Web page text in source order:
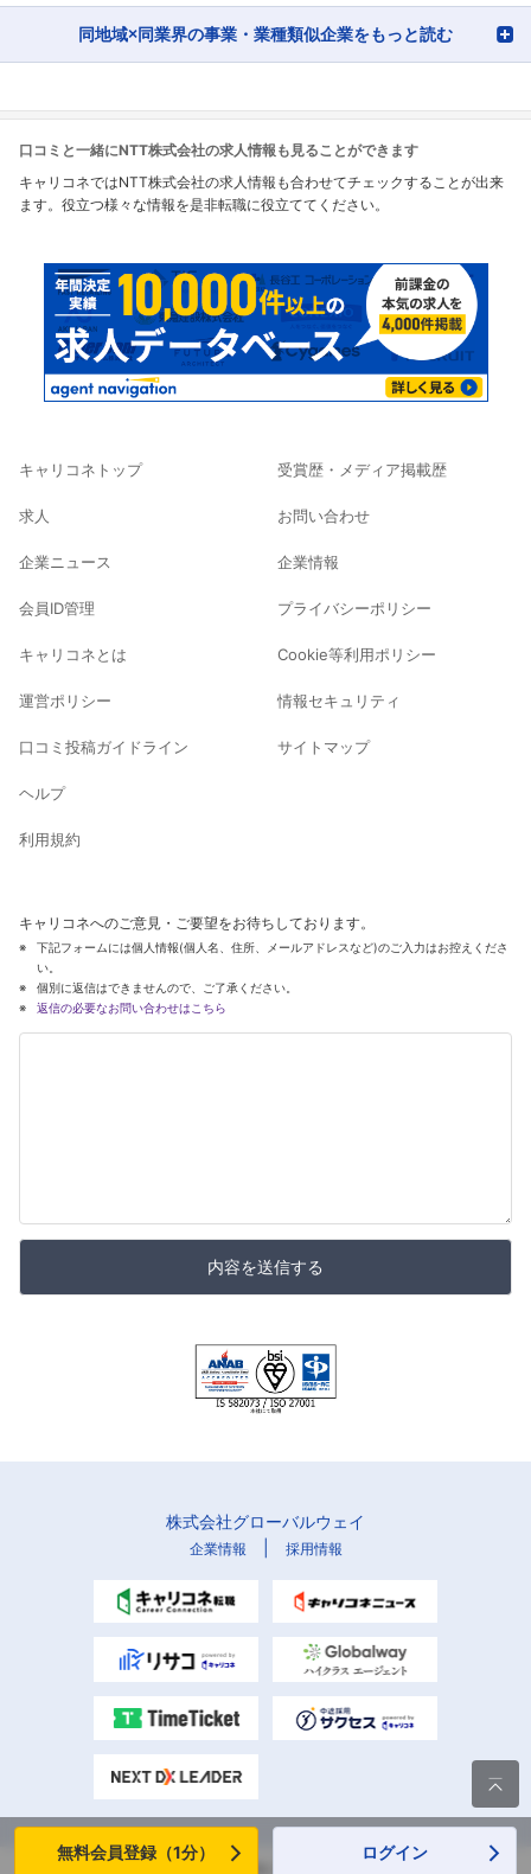
同地域×同業界の事業・業種類似企業をもっと読む
口コミと一緒にNTT株式会社の求人情報も見ることができます
キャリコネではNTT株式会社の求人情報も合わせてチェックすることが出来
ます。役立つ様々な情報を是非転職に役立ててください。
キャリコネトップ
求人
企業ニュース
会員ID管理
キャリコネとは
運営ポリシー
口コミ投稿ガイドライン
ヘルプ
利用規約
受賞歴・メディア掲載歴
お問い合わせ
企業情報
プライバシーポリシー
Cookie等利用ポリシー
情報セキュリティ
サイトマップ
キャリコネへのご意見・ご要望をお待ちしております。
下記フォームには個人情報(個人名、住所、メールアドレスなど)のご入力はお控えくださ
い。
個別に返信はできませんので、ご了承ください。
返信の必要なお問い合わせはこちら
内容を送信する
株式会社グローバルウェイ
企業情報 採用情報
Copyright (C) Globalway, Inc. All rights reserved.

無料会員登録（1分） ログイン